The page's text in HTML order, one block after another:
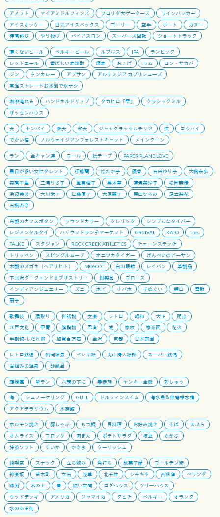
アメフト マイアミドルフィンズ フロリダ大ゲーターズ
ラインバッカー
アイスホッケー
日光アイスバックス ゴーリー 空手 ボート
カヌー
棒高跳び
やり投げ バイアスロン スーパー大回転 ショートトラック
薄くないビール ベルギービール ルプルス IPA
ランビック
レッドエール
香ばしい麦焼酎 爆麦 おこげ ラム
ロン・サカパ
ジン
タンカレー アブサン
アルテミジア カプリシューズ
常温ストレートお水別で氷ナシ
珈琲淹れる ハンドネルドリップ タカヒロ「雫」
クラシックミル
ザッセンハウス
犬 センパイ 柴犬 和犬 ジャックラッセルテリア 猫
コウハイ
でかい猫
ノルウェイジアンフォレストキャット メインクーン
ラン 全キャン連 コール 紙テープ PAPER PLANE LOVE
黒目が多い女性タレント 伊藤蘭 松たか子 優香 石田ゆり子
大橋未歩
森高千里
三浦りさ子 堂真理子 黒木華 蓮佛美沙子
松岡茉優
浜辺美波
大川栄子 仁藤優子 大原麗子 栗田ひろみ
足立梨花
石橋杏奈
布製のカフスボタン ラウンドカラー クレリック
シンプルなタイバー
レジメンタルタイ
ハリウッドランチマーケット ORCIVAL KATO
Ues
FALKE
スタジャン ROCK CREEK ATHLETICS
チェーンステッチ
トリッペン
スピングルムーブ オニツカタイガー
げんべいのビーサン
木製のメガネ（ヘアリヒト）
MOSCOT 白山眼鏡 レイバン
革製品
下北沢ダークエンドオブザストリー
銀製品
ゴローズ
インディアンジュエリー
ズニ ホピ ナバホ 手ぬぐい 鯉口
雪駄
扇子
歌舞伎 隈取り 世話物 文楽 レトロ 昭和 大正
明治
江戸文化
甲冑 旗指物 忍者 城 家紋 家系図
花火
半割物-しだれ柳
加賀百万石 金沢 京都 日本庭園
レトロ銭湯 船岡温泉 ペンキ絵 丸山清人絵師
スーパー銭湯
岩組みの温泉
砂風呂
應援團 學ラン 六旗の下に 暴走族 ヤンキー全般 刺しゅう
海 シュノーケリング GULL ドルフィンスイム
海水魚＆無脊椎水槽
アクアテラリウム
水族館
ホルモン焼き 豚しゃぶ もつ鍋 貝料理 お好み焼き そば
天ぷら
オムライス
コロッケ 肉まん ポテトサラダ 枝豆
めかぶ
抹茶ソフト
すいか かき氷 クーリッシュ
純喫茶 スナック 立ち飲み 角打ち 駄菓子屋
ゴールデン街
神楽坂
荒木町 立石 浅草 北千住 シモキタ 西荻窪
ベランダ
縁側
木の上 畳 狭い空間 ログハウス
ツリーハウス
ウッドデッキ
アメリカ ジャマイカ タヒチ ベルギー
オランダ
水のある街